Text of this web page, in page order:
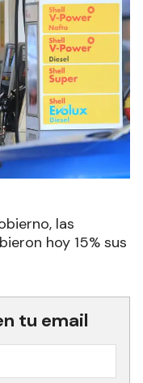
las
hoy 15% sus
tu email